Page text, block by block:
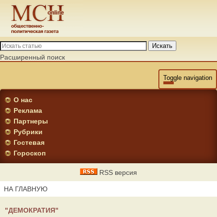
Искать
Расширенный поиск
Toggle navigation
О нас
Реклама
Партнеры
Рубрики
Гостевая
Гороскоп
RSS версия
НА ГЛАВНУЮ
"ДЕМОКРАТИЯ"